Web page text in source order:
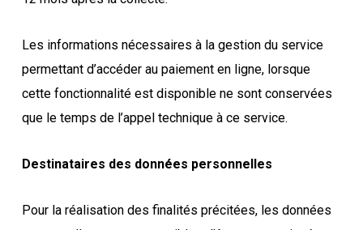
Les informations nécessaires à la gestion du service
permettant d’accéder au paiement en ligne, lorsque
cette fonctionnalité est disponible ne sont conservées
que le temps de l’appel technique à ce service.
Destinataires des données personnelles
Pour la réalisation des finalités précitées, les données